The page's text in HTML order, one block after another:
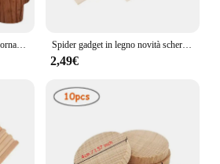
1 pz piccolo mucchio di legno ornamenti Base ceppo legno originale abete fotografia strumento fotografico manuale decorazione fai da te legno non finito Spider gadget in legno novità scherzo regalo divertente scherzo in legno scatola per spaventare ragno innocuo Halloween Holiday giocattoli Horror spaventosi
2,49€